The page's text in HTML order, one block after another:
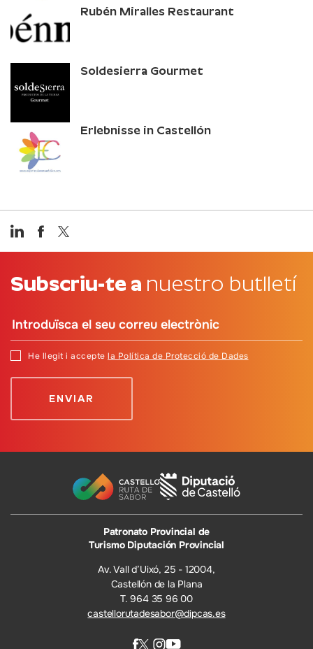
Rubén Miralles Restaurant
Soldesierra Gourmet
Erlebnisse in Castellón
Subscriu-te a nuestro butlletí
He llegit i accepte la Política de Protecció de Dades
Patronato Provincial de
Turismo Diputación Provincial
Av. Vall d’Uixó, 25 - 12004,
Castellón de la Plana
T. 964 35 96 00
castellorutadesabor@dipcas.es